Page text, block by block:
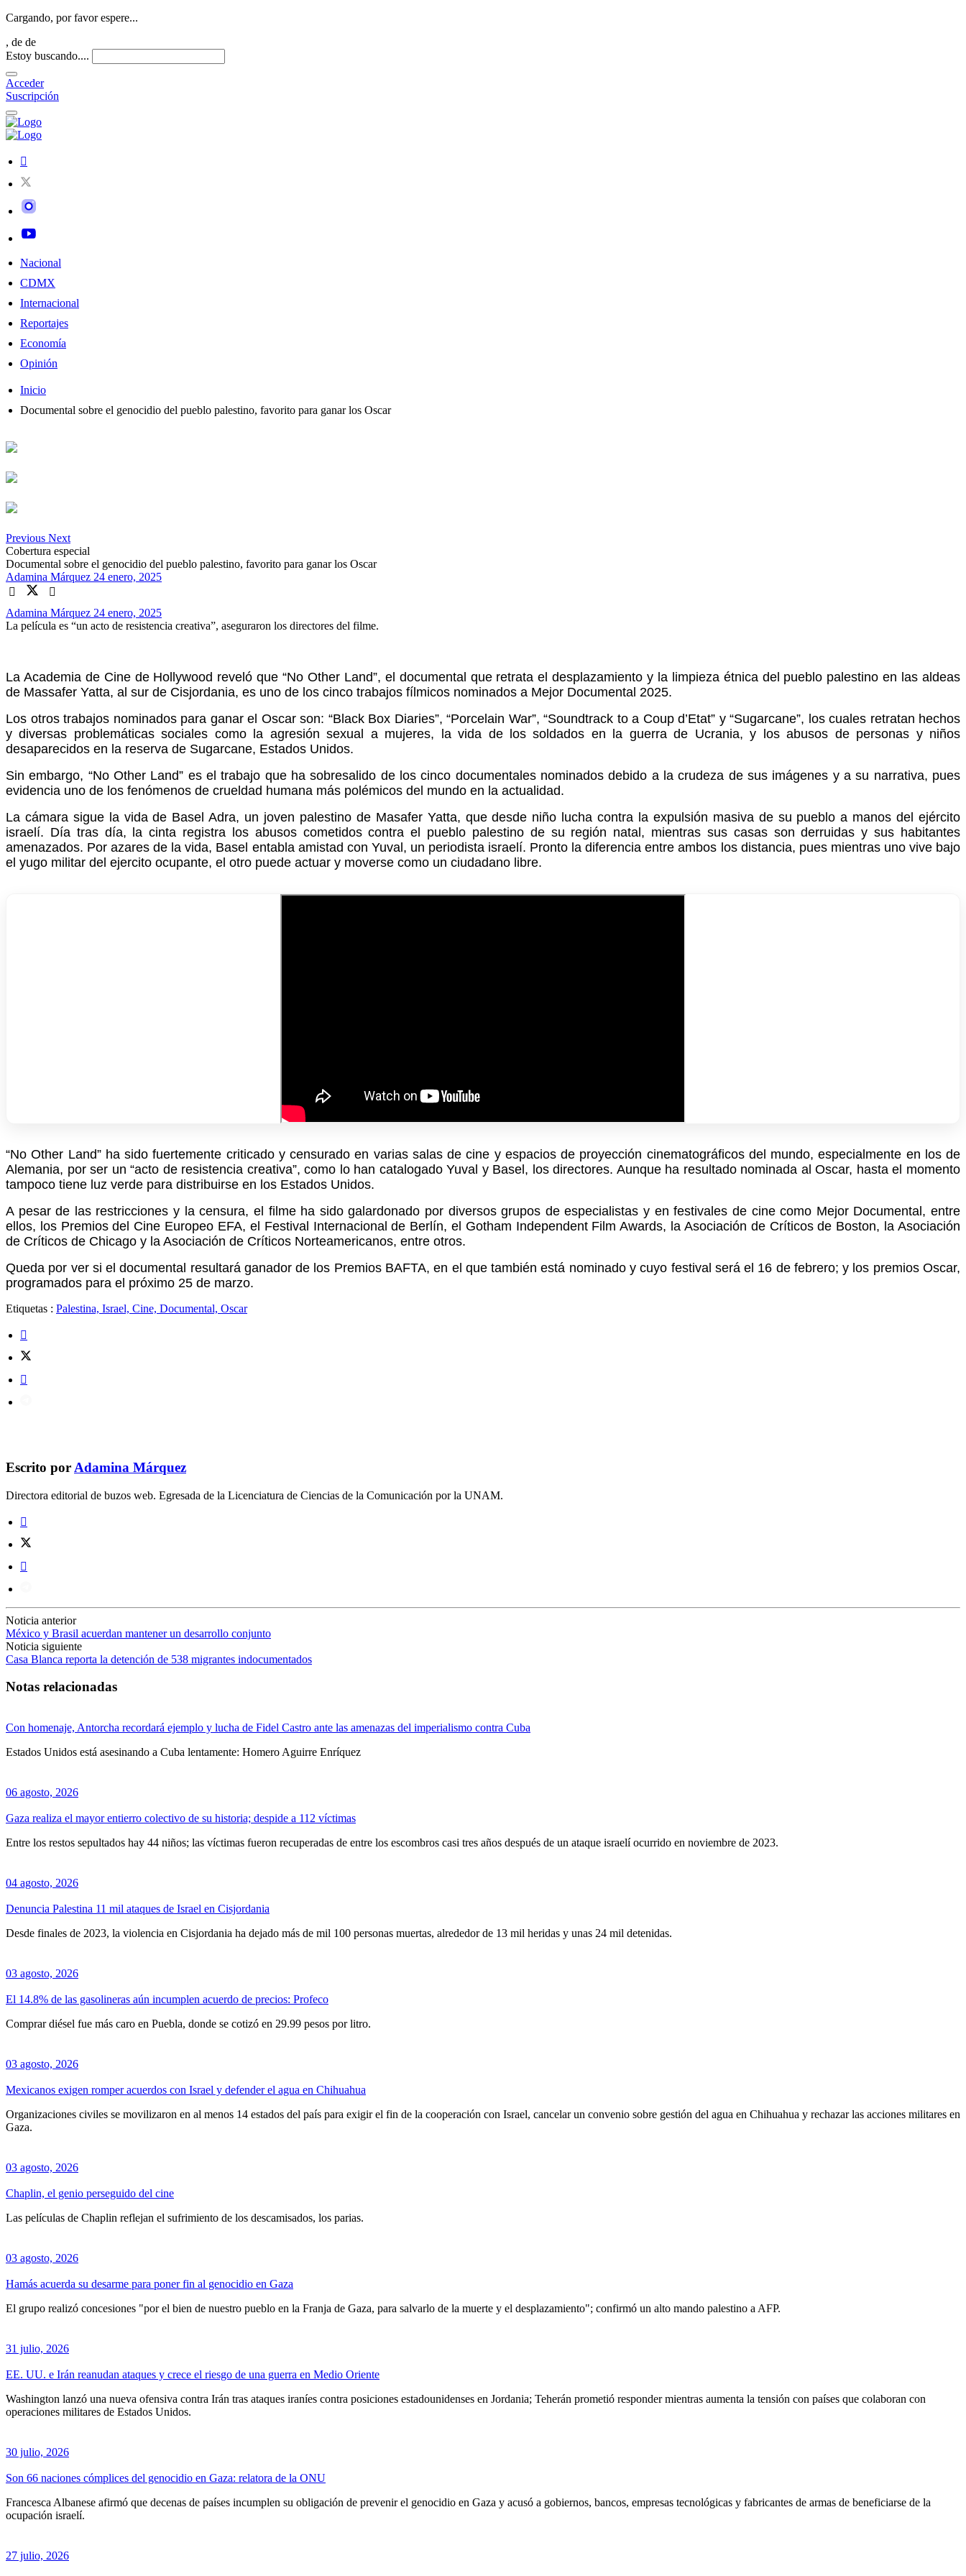
Cargando, por favor espere...
, de de
Estoy buscando....
Acceder
Suscripción
Nacional
CDMX
Internacional
Reportajes
Economía
Opinión
Inicio
Documental sobre el genocidio del pueblo palestino, favorito para ganar los Oscar
Previous Next
Cobertura especial
Documental sobre el genocidio del pueblo palestino, favorito para ganar los Oscar
Adamina Márquez 24 enero, 2025
Adamina Márquez 24 enero, 2025
La película es “un acto de resistencia creativa”, aseguraron los directores del filme.
La Academia de Cine de Hollywood reveló que “No Other Land”, el documental que retrata el desplazamiento y la limpieza étnica del pueblo palestino en las aldeas
de Massafer Yatta, al sur de Cisjordania, es uno de los cinco trabajos fílmicos nominados a Mejor Documental 2025.
Los otros trabajos nominados para ganar el Oscar son: “Black Box Diaries”, “Porcelain War”, “Soundtrack to a Coup d’Etat” y “Sugarcane”, los cuales retratan hechos
y diversas problemáticas sociales como la agresión sexual a mujeres, la vida de los soldados en la guerra de Ucrania, y los abusos de personas y niños
desaparecidos en la reserva de Sugarcane, Estados Unidos.
Sin embargo, “No Other Land” es el trabajo que ha sobresalido de los cinco documentales nominados debido a la crudeza de sus imágenes y a su narrativa, pues
evidencia uno de los fenómenos de crueldad humana más polémicos del mundo en la actualidad.
La cámara sigue la vida de Basel Adra, un joven palestino de Masafer Yatta, que desde niño lucha contra la expulsión masiva de su pueblo a manos del ejército
israelí. Día tras día, la cinta registra los abusos cometidos contra el pueblo palestino de su región natal, mientras sus casas son derruidas y sus habitantes
amenazados. Por azares de la vida, Basel entabla amistad con Yuval, un periodista israelí. Pronto la diferencia entre ambos los distancia, pues mientras uno vive bajo
el yugo militar del ejercito ocupante, el otro puede actuar y moverse como un ciudadano libre.
“No Other Land” ha sido fuertemente criticado y censurado en varias salas de cine y espacios de proyección cinematográficos del mundo, especialmente en los de
Alemania, por ser un “acto de resistencia creativa”, como lo han catalogado Yuval y Basel, los directores. Aunque ha resultado nominada al Oscar, hasta el momento
tampoco tiene luz verde para distribuirse en los Estados Unidos.
A pesar de las restricciones y la censura, el filme ha sido galardonado por diversos grupos de especialistas y en festivales de cine como Mejor Documental, entre
ellos, los Premios del Cine Europeo EFA, el Festival Internacional de Berlín, el Gotham Independent Film Awards, la Asociación de Críticos de Boston, la Asociación
de Críticos de Chicago y la Asociación de Críticos Norteamericanos, entre otros.
Queda por ver si el documental resultará ganador de los Premios BAFTA, en el que también está nominado y cuyo festival será el 16 de febrero; y los premios Oscar,
programados para el próximo 25 de marzo.
Etiquetas : Palestina, Israel, Cine, Documental, Oscar
Escrito por Adamina Márquez
Directora editorial de buzos web. Egresada de la Licenciatura de Ciencias de la Comunicación por la UNAM.
Noticia anterior
México y Brasil acuerdan mantener un desarrollo conjunto
Noticia siguiente
Casa Blanca reporta la detención de 538 migrantes indocumentados
Notas relacionadas
Con homenaje, Antorcha recordará ejemplo y lucha de Fidel Castro ante las amenazas del imperialismo contra Cuba
Estados Unidos está asesinando a Cuba lentamente: Homero Aguirre Enríquez
06 agosto, 2026
Gaza realiza el mayor entierro colectivo de su historia; despide a 112 víctimas
Entre los restos sepultados hay 44 niños; las víctimas fueron recuperadas de entre los escombros casi tres años después de un ataque israelí ocurrido en noviembre de 2023.
04 agosto, 2026
Denuncia Palestina 11 mil ataques de Israel en Cisjordania
Desde finales de 2023, la violencia en Cisjordania ha dejado más de mil 100 personas muertas, alrededor de 13 mil heridas y unas 24 mil detenidas.
03 agosto, 2026
El 14.8% de las gasolineras aún incumplen acuerdo de precios: Profeco
Comprar diésel fue más caro en Puebla, donde se cotizó en 29.99 pesos por litro.
03 agosto, 2026
Mexicanos exigen romper acuerdos con Israel y defender el agua en Chihuahua
Organizaciones civiles se movilizaron en al menos 14 estados del país para exigir el fin de la cooperación con Israel, cancelar un convenio sobre gestión del agua en Chihuahua y rechazar las acciones militares en
Gaza.
03 agosto, 2026
Chaplin, el genio perseguido del cine
Las películas de Chaplin reflejan el sufrimiento de los descamisados, los parias.
03 agosto, 2026
Hamás acuerda su desarme para poner fin al genocidio en Gaza
El grupo realizó concesiones "por el bien de nuestro pueblo en la Franja de Gaza, para salvarlo de la muerte y el desplazamiento"; confirmó un alto mando palestino a AFP.
31 julio, 2026
EE. UU. e Irán reanudan ataques y crece el riesgo de una guerra en Medio Oriente
Washington lanzó una nueva ofensiva contra Irán tras ataques iraníes contra posiciones estadounidenses en Jordania; Teherán prometió responder mientras aumenta la tensión con países que colaboran con
operaciones militares de Estados Unidos.
30 julio, 2026
Son 66 naciones cómplices del genocidio en Gaza: relatora de la ONU
Francesca Albanese afirmó que decenas de países incumplen su obligación de prevenir el genocidio en Gaza y acusó a gobiernos, bancos, empresas tecnológicas y fabricantes de armas de beneficiarse de la
ocupación israelí.
27 julio, 2026